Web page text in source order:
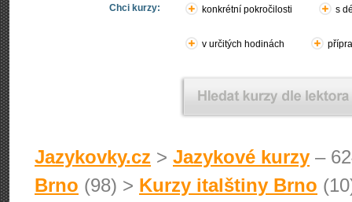
Chci kurzy: konkrétní pokročilosti s
v určitých hodinách
Jazykovky.cz > Jazykové kurzy –
Brno (98) > Kurzy italštiny Brno